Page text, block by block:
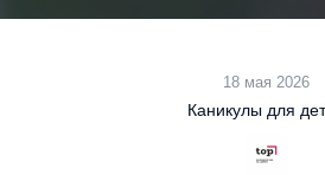
18 мая 2026
Каникулы для